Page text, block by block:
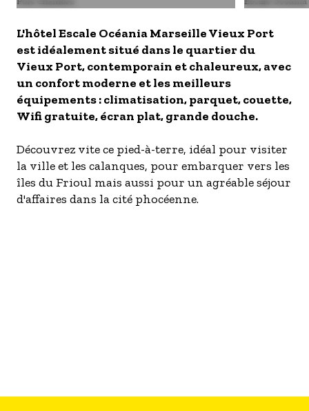
LES OFFRES MYPROVENCE
S'inscrire à nos newsletters
L'hôtel Escale Océania Marseille Vieux Port
est idéalement situé dans le quartier du
Vieux Port, contemporain et chaleureux, avec
un confort moderne et les meilleurs
équipements : climatisation, parquet, couette,
Wifi gratuite, écran plat, grande douche.
Découvrez vite ce pied-à-terre, idéal pour visiter
la ville et les calanques, pour embarquer vers les
îles du Frioul mais aussi pour un agréable séjour
d'affaires dans la cité phocéenne.